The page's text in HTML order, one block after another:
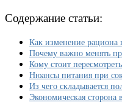
Содержание статьи:
Как изменение рациона
Почему важно менять
Кому стоит
Нюансы питания при
Из чего складывается
Экономическая сторона